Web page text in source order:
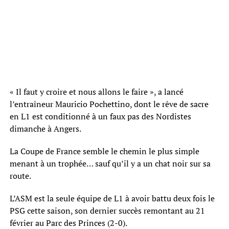
« Il faut y croire et nous allons le faire », a lancé
l’entraîneur Mauricio Pochettino, dont le rêve de sacre
en L1 est conditionné à un faux pas des Nordistes
dimanche à Angers.
La Coupe de France semble le chemin le plus simple
menant à un trophée… sauf qu’il y a un chat noir sur sa
route.
L’ASM est la seule équipe de L1 à avoir battu deux fois le
PSG cette saison, son dernier succès remontant au 21
février au Parc des Princes (2-0).